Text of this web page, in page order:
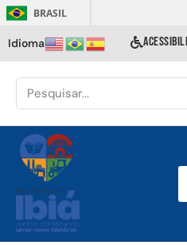
BRASIL
Idioma